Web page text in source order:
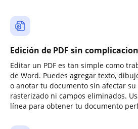
Edición de PDF sin
Editar un PDF es tan simple como
de Word. Puedes agregar texto,
o anotar tu documento sin afectar
rasterizado ni campos eliminados.
línea para obtener tu documento